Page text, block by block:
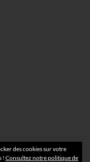
des cookies sur votre
! Consultez notre politique de